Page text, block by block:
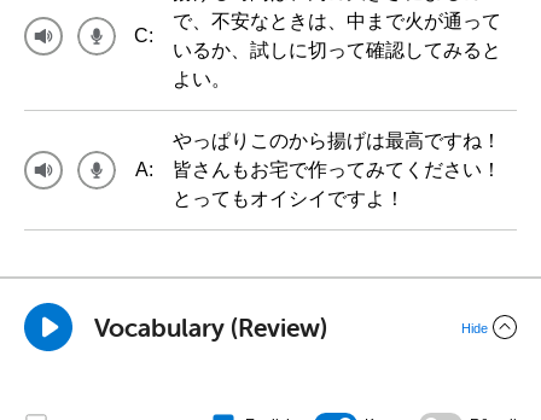
C:
で、不安なときは、中まで火が通って
いるか、試しに切って確認してみると
よい。
A:
やっぱりこのから揚げは最高ですね！
皆さんもお宅で作ってみてください！
とってもオイシイですよ！
Vocabulary (Review) Hide